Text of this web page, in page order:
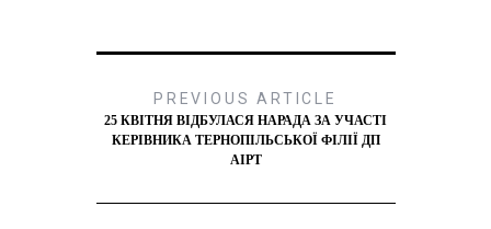
PREVIOUS ARTICLE
25 КВІТНЯ ВІДБУЛАСЯ НАРАДА ЗА УЧАСТІ
КЕРІВНИКА ТЕРНОПІЛЬСЬКОЇ ФІЛІЇ ДП
АІРТ